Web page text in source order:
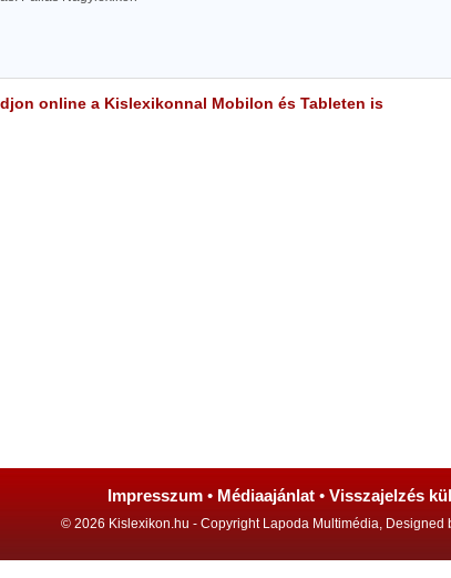
online a Kislexikonnal Mobilon és Tableten is
Impresszum • Médiaajánlat • Visszajelzés
© 2026 Kislexikon.hu - Copyright Lapoda Multimédia, Designed